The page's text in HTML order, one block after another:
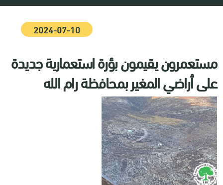
2024-07-10
مستعمرون يقيمون بؤرة استعمارية جديدة
على أراضي المغير بمحافظة رام الله